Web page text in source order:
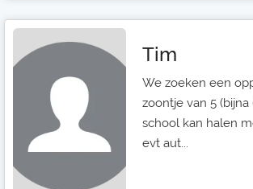
Tim
We zoeken een
zoontje van 5 (bijna
school kan halen
evt aut...